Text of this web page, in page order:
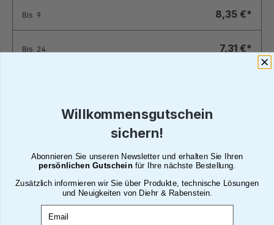
Bis 9 8,35 €*
Bis 24 7,31 €*
199 4,18 €*
Bis 249 3,55 €*
250
Willkommensgutschein
sichern!
Abonnieren Sie unseren Newsletter und erhalten Sie Ihren
persönlichen Gutscheinfür Ihre nächste Bestellung.
Zusätzlich informieren wir Sie über Produkte, technische Lösungen
und Neuigkeiten von Diehr & Rabenstein.